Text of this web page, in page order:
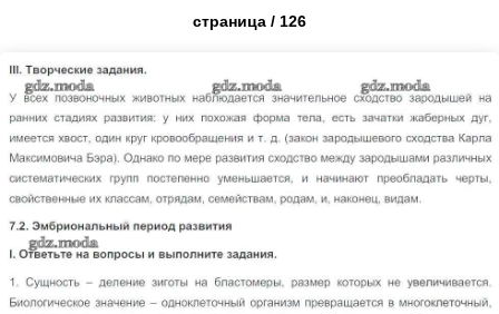
страница / 126